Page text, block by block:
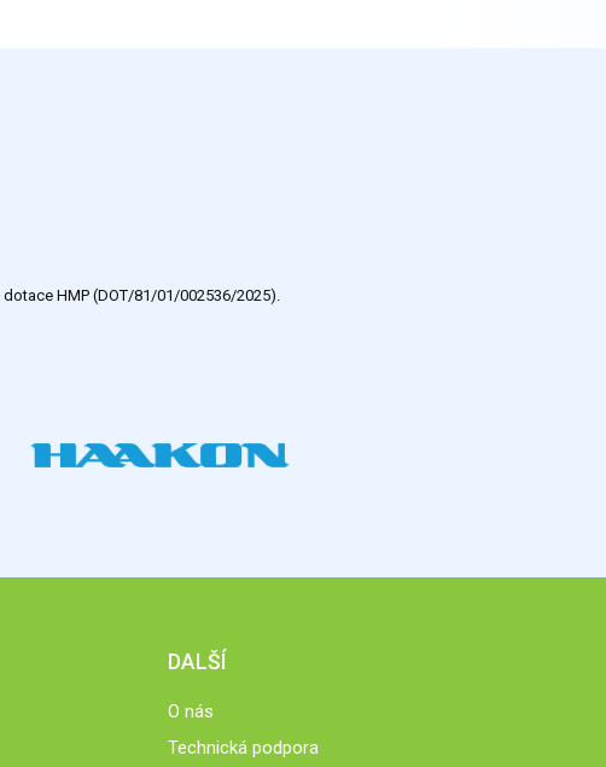
HMP (DOT/81/01/002536/2025).
DALŠÍ
O nás
Technická podpora